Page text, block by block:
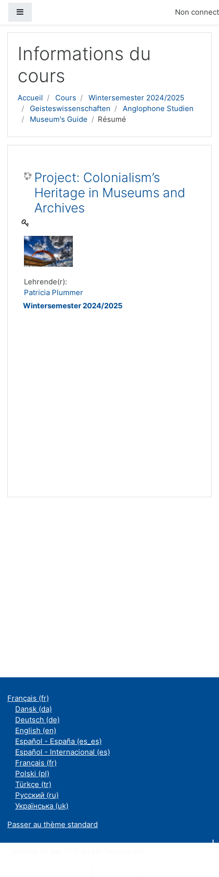
Non
Informations du
cours
Accueil Cours
Wintersemester 2024/2025
Geisteswissenschaften
Anglophone Studien
Museum's Guide
Résumé
Project: Colonialism’s
Heritage in Museums and
Archives
Lehrende(r):
Patricia Plummer
Wintersemester 2024/2025
Français ‎(fr)‎
Dansk ‎(da)‎
Deutsch ‎(de)‎
English ‎(en)‎
Español - España ‎(es_es)‎
Español - Internacional ‎(es)‎
Français ‎(fr)‎
Polski ‎(pl)‎
Türkçe ‎(tr)‎
Русский ‎(ru)‎
Українська ‎(uk)‎
Passer au thème standard